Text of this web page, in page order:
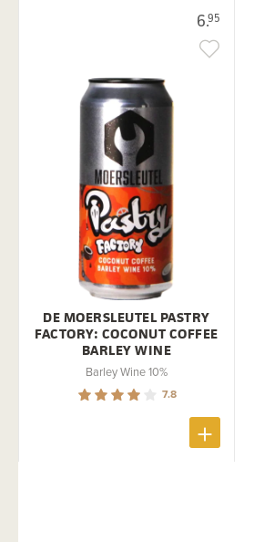
6.95
DE MOERSLEUTEL PASTRY
FACTORY: COCONUT COFFEE
BARLEY WINE
Barley Wine 10%
7.8